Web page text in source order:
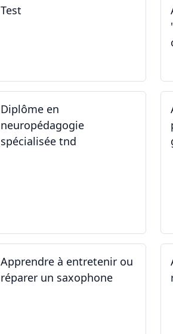
Test
Diplôme en
neuropédagogie
spécialisée tnd
Apprendre à entretenir ou
réparer un saxophone